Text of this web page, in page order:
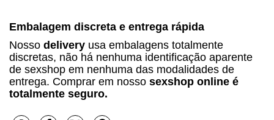
Embalagem discreta e entrega rápida
Nosso delivery usa embalagens totalmente
discretas, não há nenhuma identificação aparente
de sexshop em nenhuma das modalidades de
entrega. Comprar em nosso sexshop online é
totalmente seguro.